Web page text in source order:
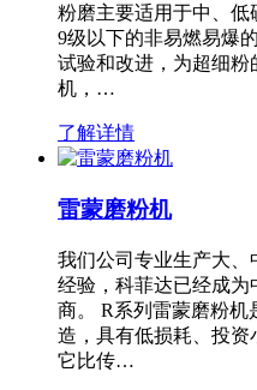
粉磨主要适用于中、低
9级以下的非易燃易爆
试验和改进，为超细
机，…
了解详情
雷蒙磨粉机
我们公司专业生产大、
经验，科菲达已经成为
商。 R系列雷蒙磨粉机
造，具有低损耗、投资
它比传…